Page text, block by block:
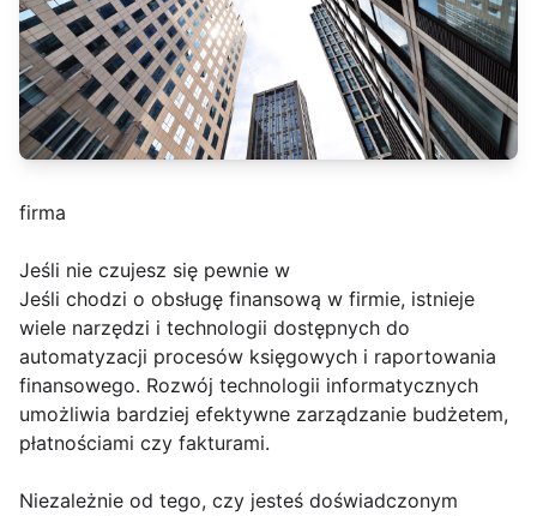
firma
Jeśli nie czujesz się pewnie w
Jeśli chodzi o obsługę finansową w firmie, istnieje
wiele narzędzi i technologii dostępnych do
automatyzacji procesów księgowych i raportowania
finansowego. Rozwój technologii informatycznych
umożliwia bardziej efektywne zarządzanie budżetem,
płatnościami czy fakturami.
Niezależnie od tego, czy jesteś doświadczonym